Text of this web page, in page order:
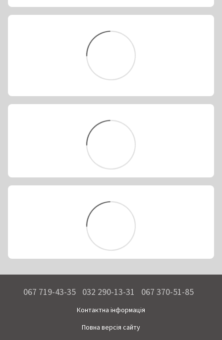
067 719-43-35 032 290-13-31 067 370-51-85
Контактна інформація
Повна версія сайту